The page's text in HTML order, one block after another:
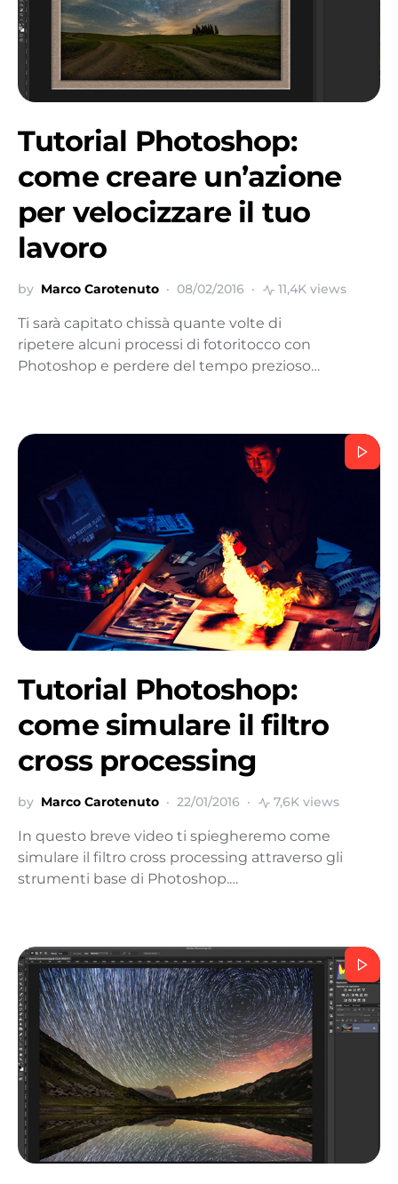
Tutorial Photoshop:
come creare un’azione
per velocizzare il tuo
lavoro
by Marco Carotenuto 08/02/2016 11,4K views
Ti sarà capitato chissà quante volte di
ripetere alcuni processi di fotoritocco con
Photoshop e perdere del tempo prezioso…
Tutorial Photoshop:
come simulare il filtro
cross processing
by Marco Carotenuto 22/01/2016 7,6K views
In questo breve video ti spiegheremo come
simulare il filtro cross processing attraverso gli
strumenti base di Photoshop.…